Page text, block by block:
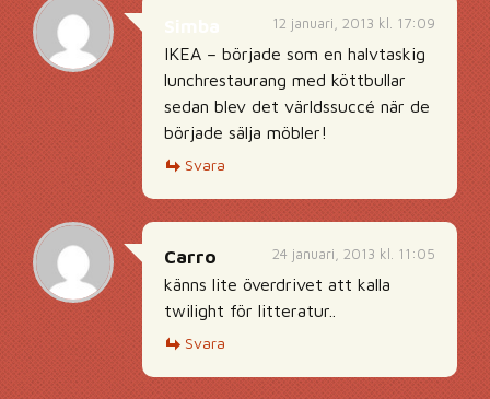
12 januari, 2013 kl. 17:09
IKEA – började som en halvtaskig
lunchrestaurang med köttbullar
sedan blev det världssuccé när de
började sälja möbler!
Svara
24 januari, 2013 kl. 11:05
Carro
känns lite överdrivet att kalla
twilight för litteratur..
Svara